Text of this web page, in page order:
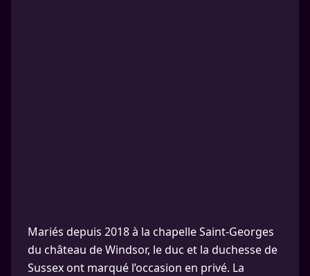
Mariés depuis 2018 à la chapelle Saint-Georges
du château de Windsor, le duc et la duchesse de
Sussex ont marqué l’occasion en privé. La